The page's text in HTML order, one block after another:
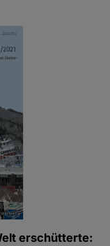
erschütterte: